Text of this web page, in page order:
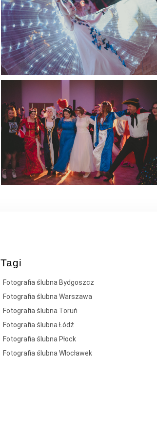
Tagi
Fotografia ślubna Bydgoszcz
Fotografia ślubna Warszawa
Fotografia ślubna Toruń
Fotografia ślubna Łódź
Fotografia ślubna Płock
Fotografia ślubna Włocławek